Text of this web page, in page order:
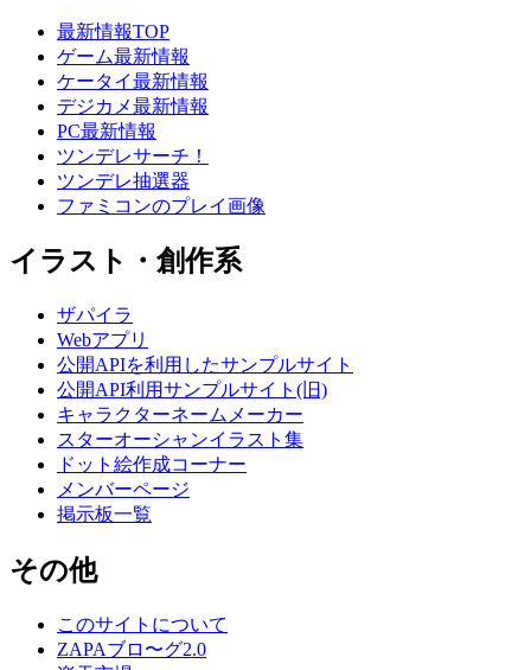
最新情報TOP
ゲーム最新情報
ケータイ最新情報
デジカメ最新情報
PC最新情報
ツンデレサーチ！
ツンデレ抽選器
ファミコンのプレイ画像
イラスト・創作系
ザパイラ
Webアプリ
公開APIを利用したサンプルサイト
公開API利用サンプルサイト(旧)
キャラクターネームメーカー
スターオーシャンイラスト集
ドット絵作成コーナー
メンバーページ
掲示板一覧
その他
このサイトについて
ZAPAブロ〜グ2.0